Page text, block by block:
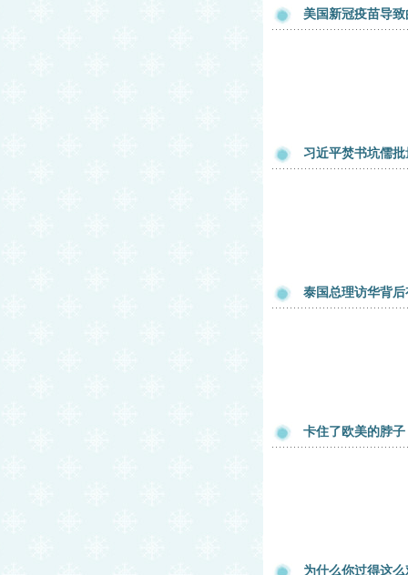
美国新冠疫苗导
习近平焚书坑儒
泰国总理访华背
卡住了欧美的脖子
为什么你过得这么